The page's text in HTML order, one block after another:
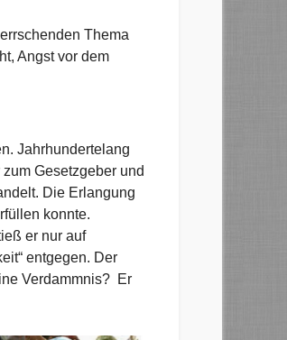
Thema
Angst vor dem
Jahrhundertelang
Gesetzgeber und
Die Erlangung
konnte.
er nur auf
entgegen. Der
Verdammnis? Er